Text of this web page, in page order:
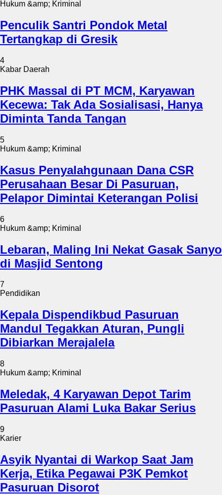
Hukum &amp; Kriminal
Penculik Santri Pondok Metal
Tertangkap di Gresik
4
Kabar Daerah
PHK Massal di PT MCM, Karyawan
Kecewa: Tak Ada Sosialisasi, Hanya
Diminta Tanda Tangan
5
Hukum &amp; Kriminal
Kasus Penyalahgunaan Dana CSR
Perusahaan Besar Di Pasuruan,
Pelapor Dimintai Keterangan Polisi
6
Hukum &amp; Kriminal
Lebaran, Maling Ini Nekat Gasak Sanyo
di Masjid Sentong
7
Pendidikan
Kepala Dispendikbud Pasuruan
Mandul Tegakkan Aturan, Pungli
Dibiarkan Merajalela
8
Hukum &amp; Kriminal
Meledak, 4 Karyawan Depot Tarim
Pasuruan Alami Luka Bakar Serius
9
Karier
Asyik Nyantai di Warkop Saat Jam
Kerja, Etika Pegawai P3K Pemkot
Pasuruan Disorot